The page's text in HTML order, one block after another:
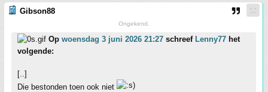
Gibson88
Ongekend.
Op woensdag 3 juni 2026 21:27 schreef Lenny77 het
volgende:
[..]
Die bestonden toen ook niet